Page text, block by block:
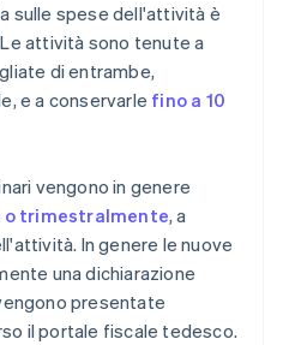
sulle spese dell'attività è
attività sono tenute a
di entrambe,
e a conservarle fino a 10
vengono in genere
o trimestralmente, a
In genere le nuove
una dichiarazione
presentate
il portale fiscale tedesco.